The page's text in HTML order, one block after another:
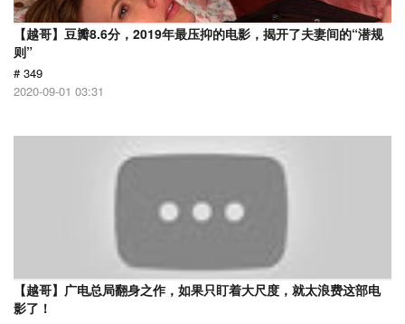
【越哥】豆瓣8.6分，2019年最压抑的电影，揭开了夫妻间的“潜规
则”
# 349
2020-09-01 03:31
【越哥】广电总局翻身之作，如果只盯着大尺度，就太浪费这部电
影了！